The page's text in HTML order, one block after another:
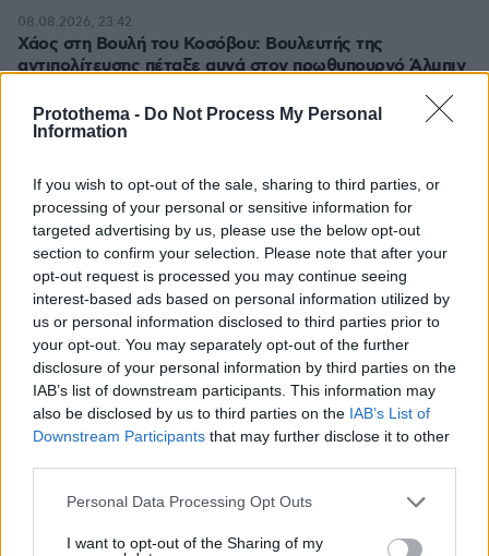
Protothema - Do Not Process My Personal
Information
If you wish to opt-out of the sale, sharing to third parties, or
processing of your personal or sensitive information for
targeted advertising by us, please use the below opt-out
section to confirm your selection. Please note that after your
opt-out request is processed you may continue seeing
interest-based ads based on personal information utilized by
us or personal information disclosed to third parties prior to
your opt-out. You may separately opt-out of the further
disclosure of your personal information by third parties on the
IAB’s list of downstream participants. This information may
also be disclosed by us to third parties on the IAB’s List of
Downstream Participants that may further disclose it to other
Please note that this website/app uses one or more Google
not limited to your visit or usage behaviour. You may click to
Personal Data Processing Opt Outs
I want to opt-out of the Sharing of my
Χάος στη Βουλή του Κοσόβου: Βουλευτής της
αντιπολίτευσης πέταξε αυγά στον πρωθυπουργό Άλμπιν
08.08.2026, 23:42
Διακοπές στο Λασίθι: Πόλεις με χαρακτήρα, χωριά με
08.08.2026, 23:40
Μπορεί ένας σκύλος να διαισθανθεί ότι θα γίνει
σεισμός; Πώς επηρεάζει το σχήμα των αυτιών του
08.08.2026, 23:30
ΔΕΙΤΕ ΟΛΕΣ ΤΙΣ ΕΙΔΗΣΕΙΣ
ΤΑ ΠΙΟ ΔΗΜΟΦΙΛΗ